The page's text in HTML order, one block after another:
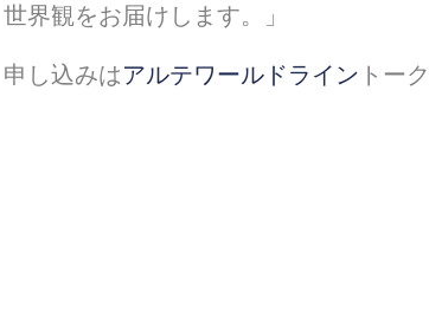
界観をお届けします。」
し込みはアルテワールドライン トー